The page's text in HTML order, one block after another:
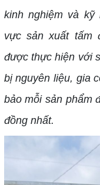
kinh nghiệm và kỹ
vực sản xuất tấm
được thực hiện với
bị nguyên liệu, gia
bảo mỗi sản phẩm
đồng nhất.